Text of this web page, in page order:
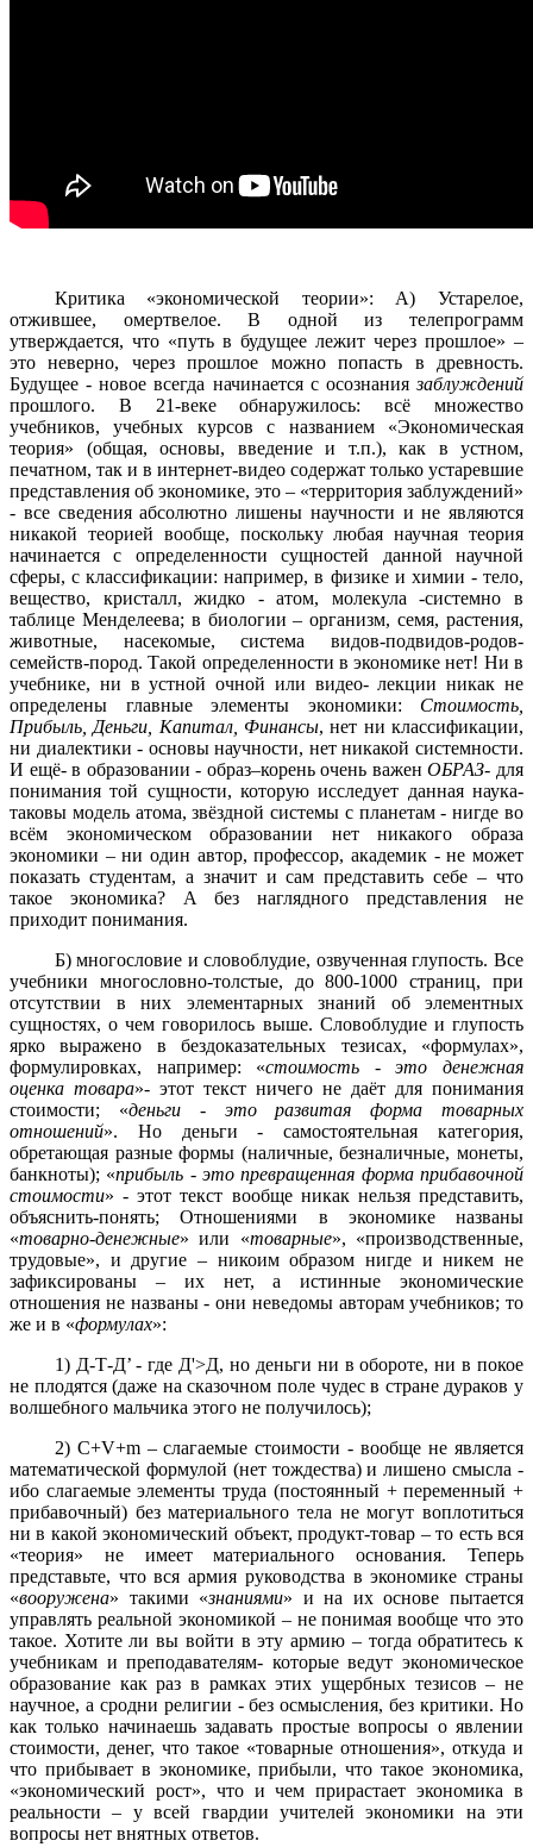
Критика «экономической теории»: А) Устарелое,
отжившее, омертвелое. В одной из телепрограмм
утверждается, что «путь в будущее лежит через прошлое» –
это неверно, через прошлое можно попасть в древность.
Будущее - новое всегда начинается с осознаниязаблуждений
прошлого. В 21-веке обнаружилось: всё множество
учебников, учебных курсов с названием «Экономическая
теория» (общая, основы, введение и т.п.), как в устном,
печатном, так и в интернет-видео содержат только устаревшие
представления об экономике, это – «территория заблуждений»
- все сведения абсолютно лишены научности и не являются
никакой теорией вообще, поскольку любая научная теория
начинается с определенности сущностей данной научной
сферы, с классификации: например, в физике и химии - тело,
вещество, кристалл, жидко - атом, молекула -системно в
таблице Менделеева; в биологии – организм, семя, растения,
животные, насекомые, система видов-подвидов-родов-
семейств-пород. Такой определенности в экономике нет! Ни в
учебнике, ни в устной очной или видео- лекции никак не
определены главные элементы экономики: Стоимость,
Прибыль, Деньги, Капитал, Финансы, нет ни классификации,
ни диалектики - основы научности, нет никакой системности.
И ещё- в образовании - образ–корень очень важенОБРАЗ- для
понимания той сущности, которую исследует данная наука-
таковы модель атома, звёздной системы с планетам - нигде во
всём экономическом образовании нет никакого образа
экономики – ни один автор, профессор, академик - не может
показать студентам, а значит и сам представить себе – что
такое экономика? А без наглядного представления не
приходит понимания.
Б) многословие и словоблудие, озвученная глупость. Все
учебники многословно-толстые, до 800-1000 страниц, при
отсутствии в них элементарных знаний об элементных
сущностях, о чем говорилось выше. Словоблудие и глупость
ярко выражено в бездоказательных тезисах, «формулах»,
формулировках, например: «стоимость - это денежная
оценка товара»- этот текст ничего не даёт для понимания
стоимости; «деньги - это развитая форма товарных
отношений». Но деньги - самостоятельная категория,
обретающая разные формы (наличные, безналичные, монеты,
банкноты); «прибыль - это превращенная форма прибавочной
стоимости» - этот текст вообще никак нельзя представить,
объяснить-понять; Отношениями в экономике названы
«товарно-денежные» или «товарные», «производственные,
трудовые», и другие – никоим образом нигде и никем не
зафиксированы – их нет, а истинные экономические
отношения не названы - они неведомы авторам учебников; то
же и в «формулах»:
1) Д-Т-Д’ - где Д'>Д, но деньги ни в обороте, ни в покое
не плодятся (даже на сказочном поле чудес в стране дураков у
волшебного мальчика этого не получилось);
2) C+V+m – слагаемые стоимости - вообще не является
математической формулой (нет тождества) и лишено смысла -
ибо слагаемые элементы труда (постоянный + переменный +
прибавочный) без материального тела не могут воплотиться
ни в какой экономический объект, продукт-товар – то есть вся
«теория» не имеет материального основания. Теперь
представьте, что вся армия руководства в экономике страны
«вооружена» такими «знаниями» и на их основе пытается
управлять реальной экономикой – не понимая вообще что это
такое. Хотите ли вы войти в эту армию – тогда обратитесь к
учебникам и преподавателям- которые ведут экономическое
образование как раз в рамках этих ущербных тезисов – не
научное, а сродни религии - без осмысления, без критики. Но
как только начинаешь задавать простые вопросы о явлении
стоимости, денег, что такое «товарные отношения», откуда и
что прибывает в экономике, прибыли, что такое экономика,
«экономический рост», что и чем прирастает экономика в
реальности – у всей гвардии учителей экономики на эти
вопросы нет внятных ответов.